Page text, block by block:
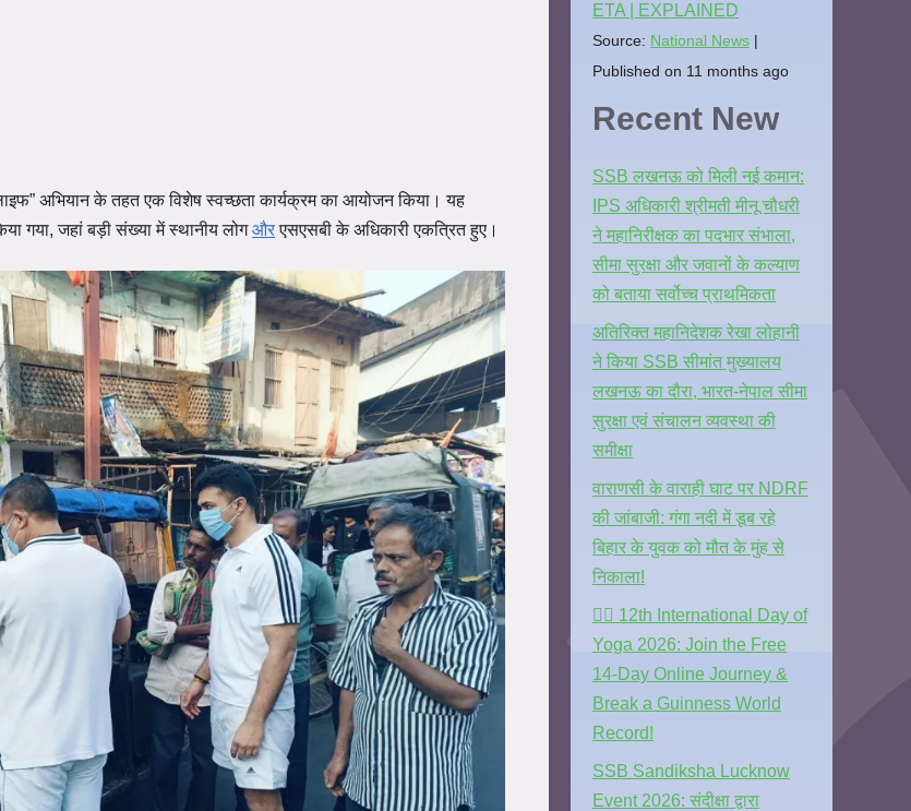
अभियान के तहत एक विशेष स्वच्छता कार्यक्रम का आयोजन किया। यह
गया, जहां बड़ी संख्या में स्थानीय लोगऔरएसएसबी के अधिकारी एकत्रित हुए।
ETA | EXPLAINED
Source: National News
Published on 11 months ago
Recent New
SSB लखनऊ को मिली नई कमान:
IPS अधिकारी श्रीमती मीनू चौधरी
ने महानिरीक्षक का पदभार संभाला,
सीमा सुरक्षा और जवानों के कल्याण
को बताया सर्वोच्च प्राथमिकता
अतिरिक्त महानिदेशक रेखा लोहानी
ने किया SSB सीमांत मुख्यालय
लखनऊ का दौरा, भारत-नेपाल सीमा
सुरक्षा एवं संचालन व्यवस्था की
समीक्षा
वाराणसी के वाराही घाट पर NDRF
की जांबाजी: गंगा नदी में डूब रहे
बिहार के युवक को मौत के मुंह से
निकाला!
🧘‍♂️ 12th International Day of
Yoga 2026: Join the Free
14-Day Online Journey &
Break a Guinness World
Record!
SSB Sandiksha Lucknow
Event 2026: संदीक्षा द्वारा